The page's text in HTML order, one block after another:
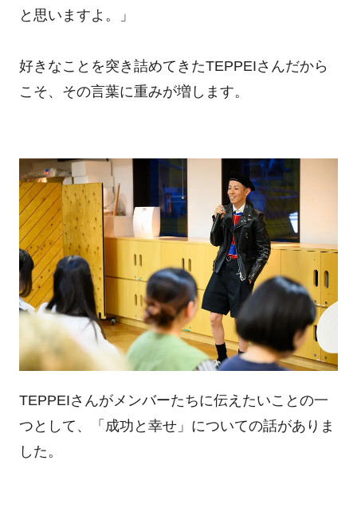
と思いますよ。」
好きなことを突き詰めてきたTEPPEIさんだから
こそ、その言葉に重みが増します。
TEPPEIさんがメンバーたちに伝えたいことの一
つとして、「成功と幸せ」についての話がありま
した。